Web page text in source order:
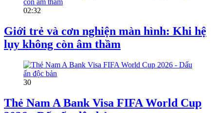
02:32
Giới trẻ và cơn nghiện màn hình: Khi hệ
lụy không còn âm thầm
30
Thẻ Nam A Bank Visa FIFA World Cup